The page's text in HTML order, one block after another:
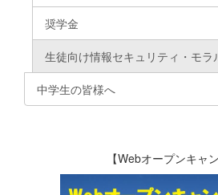
奨学金
生徒向け情報セキュリティ・モラ
中学生の皆様へ
【Webオープンキャ